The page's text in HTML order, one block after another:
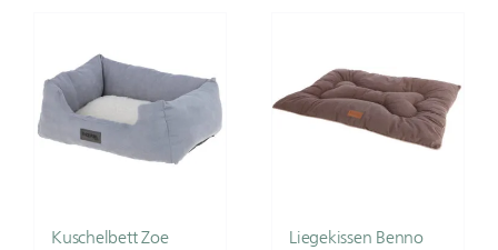
Kuschelbett Zoe Liegekissen Benno